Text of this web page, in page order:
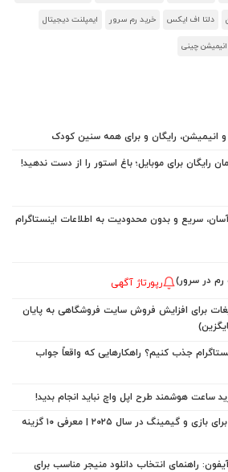
دلتا اف ایکس خرید رم سرور ایمپلنت دیجیتال
انیمیشن چینی
انیمیشن، رایگان و برای همه سنین کودک
رایگان برای موبایل؛ باغ استور را از دست ندهید!
در سرور) رپورتاژ آگهی
برای افزایش فروش سایت فروشگاهی به پایان
جذب کنیم؟ راهکارهایی که واقعاً جواب
مناسب‌ترین کارت گرافیک برای بازی و گیمینگ در سال ۲۰۲۵ | معرفی ۱۰ گزینه
راهنمای انتخاب دانلود منیجر مناسب برای